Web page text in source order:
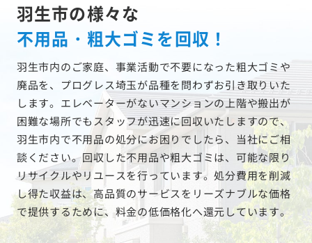
羽生市の様々な
不用品・粗大ゴミを回収！
羽生市内のご家庭、事業活動で不要になった粗大ゴミや
廃品を、プログレス埼玉が品種を問わずお引き取りいた
します。エレベーターがないマンションの上階や搬出が
困難な場所でもスタッフが迅速に回収いたしますので、
羽生市内で不用品の処分にお困りでしたら、当社にご相
談ください。回収した不用品や粗大ゴミは、可能な限り
リサイクルやリユースを行っています。処分費用を削減
し得た収益は、高品質のサービスをリーズナブルな価格
で提供するために、料金の低価格化へ還元しています。